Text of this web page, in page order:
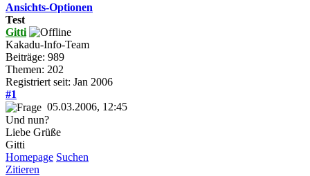
Ansichts-Optionen
Test
Gitti
Kakadu-Info-Team
Beiträge: 989
Themen: 202
Registriert seit: Jan 2006
#1
05.03.2006, 12:45
Und nun?
Liebe Grüße
Gitti
Homepage Suchen
Zitieren